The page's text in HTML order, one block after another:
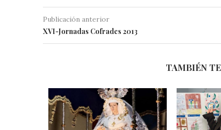
Publicación anterior
XVI-Jornadas Cofrades 2013
TAMBIÉN